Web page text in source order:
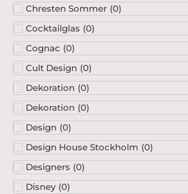
Chresten Sommer (0)
Cocktailglas (0)
Cognac (0)
Cult Design (0)
Dekoration (0)
Dekoration (0)
Design (0)
Design House Stockholm (0)
Designers (0)
Disney (0)